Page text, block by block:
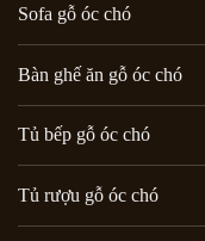
Sofa gỗ óc chó
Bàn ghế ăn gỗ óc chó
Tủ bếp gỗ óc chó
Tủ rượu gỗ óc chó